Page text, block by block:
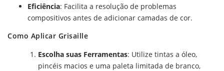
Eficiência: Facilita a resolução de problemas
compositivos antes de adicionar camadas de cor.
Como Aplicar Grisaille
Escolha suas Ferramentas: Utilize tintas a óleo,
pincéis macios e uma paleta limitada de branco,